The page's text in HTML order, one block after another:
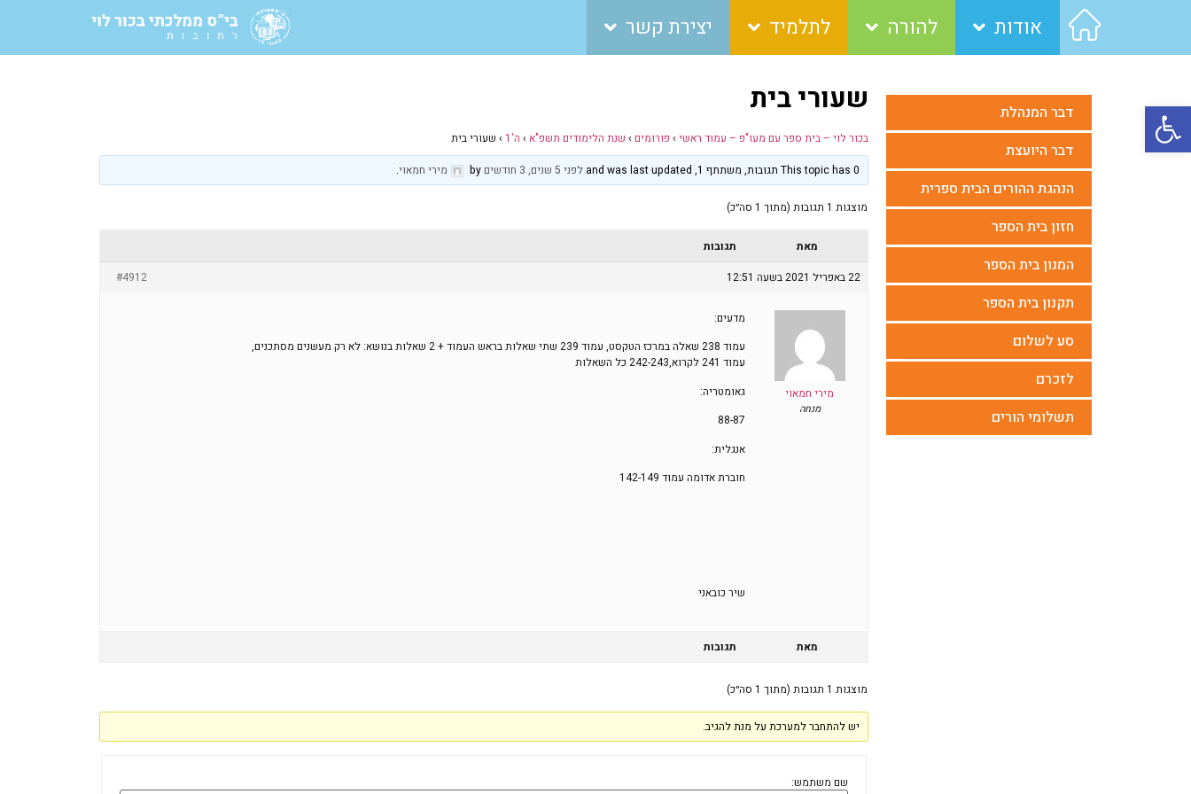
פתח סרגל נגישות
אודות להורה לתלמיד יצירת קשר
דבר המנהלת
דבר היועצת
הנהגת ההורים הבית ספרית
חזון בית הספר
המנון בית הספר
תקנון בית הספר
סע לשלום
לזכרם
תשלומי הורים
שעורי בית
בכור לוי – בית ספר עם מעו"פ – עמוד ראשי › פורומים › שנת הלימודים תשפ"א › ה'1 › שעורי בית
This topic has 0 תגובות, משתתף 1, and was last updated
לפני 5 שנים, 3 חודשים מירי חמאוי.
מוצגות 1 תגובות (מתוך 1 סה״כ)
מאת
תגובות
22 באפריל 2021 בשעה 12:51
#4912
מירי חמאוי
מנחה
מדעים:
עמוד 238 שאלה במרכז הטקסט, עמוד 239 שתי שאלות בראש העמוד + 2 שאלות בנושא: לא רק מעשנים מסתכנים,
עמוד 241 לקרוא,242-243 כל השאלות
גאומטריה:
88-87
אנגלית:
חוברת אדומה עמוד 142-149
שיר כובאני
מאת תגובות
מוצגות 1 תגובות (מתוך 1 סה״כ)
יש להתחבר למערכת על מנת להגיב.
שם משתמש: